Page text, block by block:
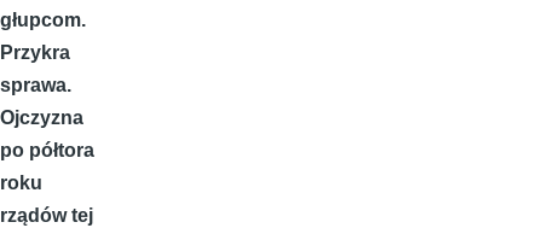
głupcom.
Przykra
sprawa.
Ojczyzna
po półtora
roku
rządów tej